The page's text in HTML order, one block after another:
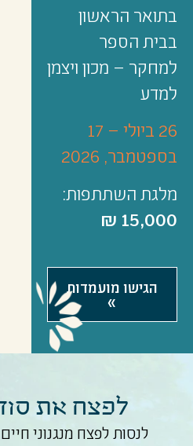
בתואר הראשון
בבית הספר
למחקר – מכון ויצמן
למדע
26 ביולי – 17
בספטמבר, 2026
מלגת השתתפות:
15,000 ₪
הגישו מועמדות
»
לפצח את
לנסות לפצח מנגנוני